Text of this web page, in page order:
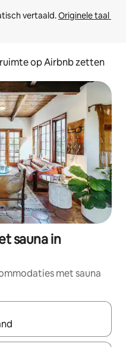
vertaald. Originele taal
op Airbnb zetten
sauna in
met sauna
zijn, maak je een keuze